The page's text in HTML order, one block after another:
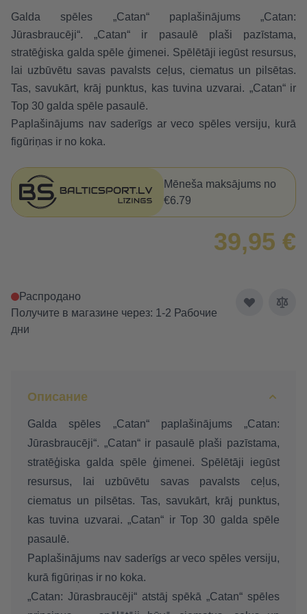
Galda spēles „Catan“ paplašinājums „Catan:
Jūrasbraucēji“. „Catan“ ir pasaulē plaši pazīstama,
stratēģiska galda spēle ģimenei. Spēlētāji iegūst resursus,
lai uzbūvētu savas pavalsts ceļus, ciematus un pilsētas.
Tas, savukārt, krāj punktus, kas tuvina uzvarai. „Catan“ ir
Top 30 galda spēle pasaulē.
Paplašinājums nav saderīgs ar veco spēles versiju, kurā
figūriņas ir no koka.
Mēneša maksājums no
€6.79
39,95 €
Распродано
Получите в магазине через: 1-2 Рабочие
дни
Описание
Galda spēles „Catan“ paplašinājums „Catan:
Jūrasbraucēji“. „Catan“ ir pasaulē plaši pazīstama,
stratēģiska galda spēle ģimenei. Spēlētāji iegūst
resursus, lai uzbūvētu savas pavalsts ceļus,
ciematus un pilsētas. Tas, savukārt, krāj punktus,
kas tuvina uzvarai. „Catan“ ir Top 30 galda spēle
pasaulē.
Paplašinājums nav saderīgs ar veco spēles versiju,
kurā figūriņas ir no koka.
„Catan: Jūrasbraucēji“ atstāj spēkā „Catan“ spēles